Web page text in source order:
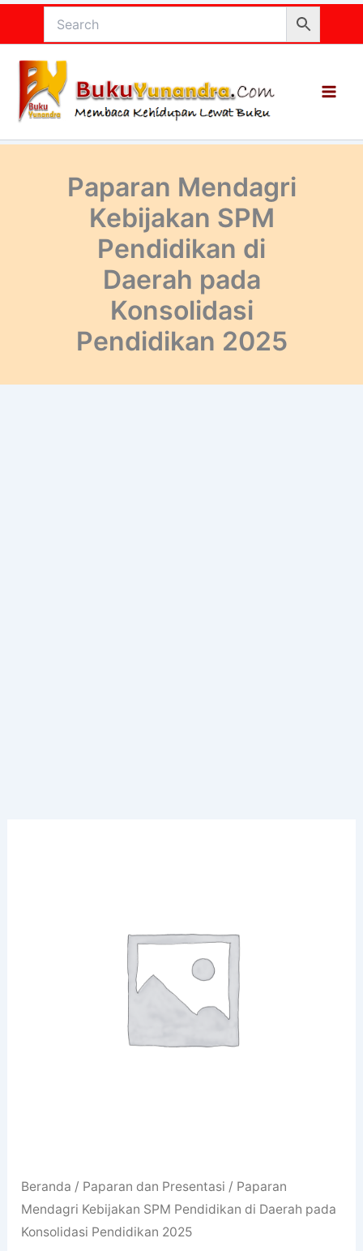
konten
Paparan Mendagri
Kebijakan SPM
Pendidikan di
Daerah pada
Konsolidasi
Pendidikan 2025
Beranda / Paparan dan Presentasi / Paparan
Mendagri Kebijakan SPM Pendidikan di Daerah pada
Konsolidasi Pendidikan 2025